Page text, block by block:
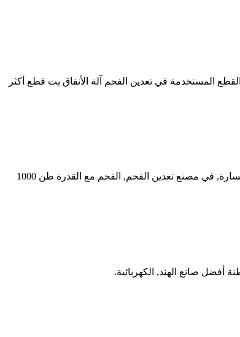
المستخدمة في تعدين الفحم آلة الأنفاق بت قطع أكثر
مصنع تكسير و تحجيم في مصر. مُصنع آلة تكسير الحجارة في كندا. مصنع الفحم سحق مع 1000 طن في ساعة. تستخدم 1000 طن في الساعة للبيع كسارة, في مصنع تعدين الفحم, الفحم مع القدرة طن 1000
صانع الهند, الكهربائية.